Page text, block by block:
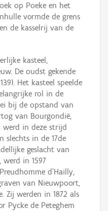
op Poeke en het
vormde de grens
de kasselrij van de
kasteel,
De oudst gekende
Het kasteel speelde
rol in de
bij de opstand van
van Bourgondië,
werd in deze strijd
slechts in de 17de
geslacht van
werd in 1597
d'Hailly,
van Nieuwpoort,
Zij werden in 1872 als
Pycke de Peteghem